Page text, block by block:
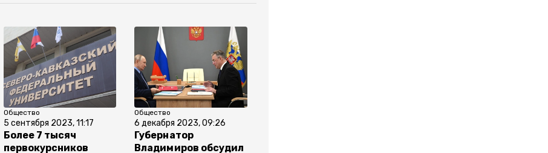
Общество
5 сентября 2023, 11:17
Более 7 тысяч
первокурсников
Общество
6 декабря 2023, 09:26
Губернатор
Владимиров обсудил